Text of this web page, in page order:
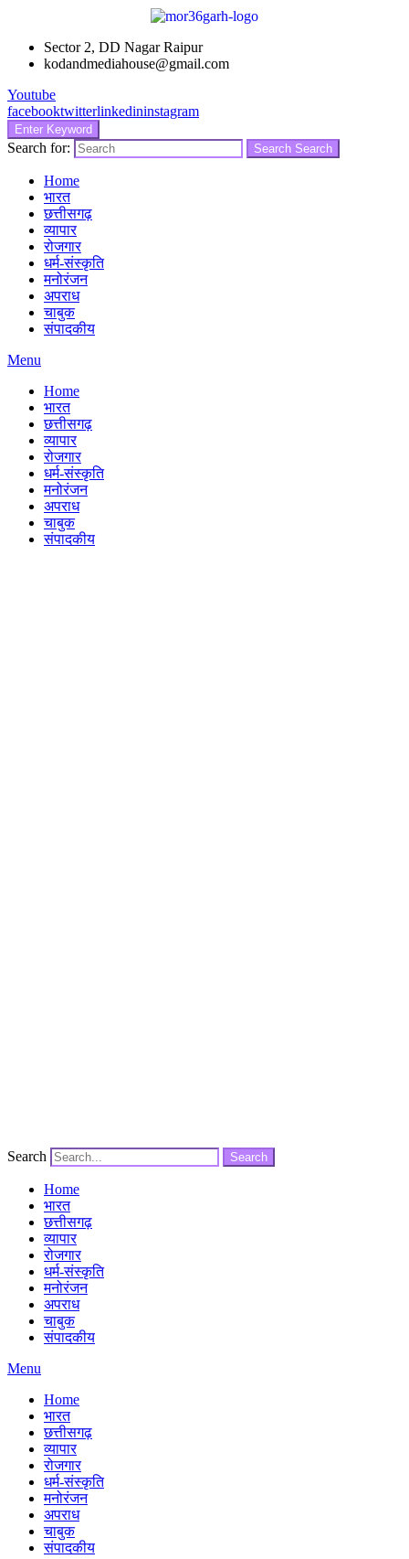
Sector 2, DD Nagar Raipur
kodandmediahouse@gmail.com
Youtube
facebooktwitterlinkedininstagram
Enter Keyword
Search for: Search Search
Home
भारत
छत्तीसगढ़
व्यापार
रोजगार
धर्म-संस्कृति
मनोरंजन
अपराध
चाबुक
संपादकीय
Menu
Home
भारत
छत्तीसगढ़
व्यापार
रोजगार
धर्म-संस्कृति
मनोरंजन
अपराध
चाबुक
संपादकीय
Search Search
Home
भारत
छत्तीसगढ़
व्यापार
रोजगार
धर्म-संस्कृति
मनोरंजन
अपराध
चाबुक
संपादकीय
Menu
Home
भारत
छत्तीसगढ़
व्यापार
रोजगार
धर्म-संस्कृति
मनोरंजन
अपराध
चाबुक
संपादकीय